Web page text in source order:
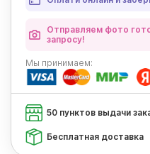
Отправляем фото
запросу!
Мы принимаем:
50 пунктов выдачи
Бесплатная доставка